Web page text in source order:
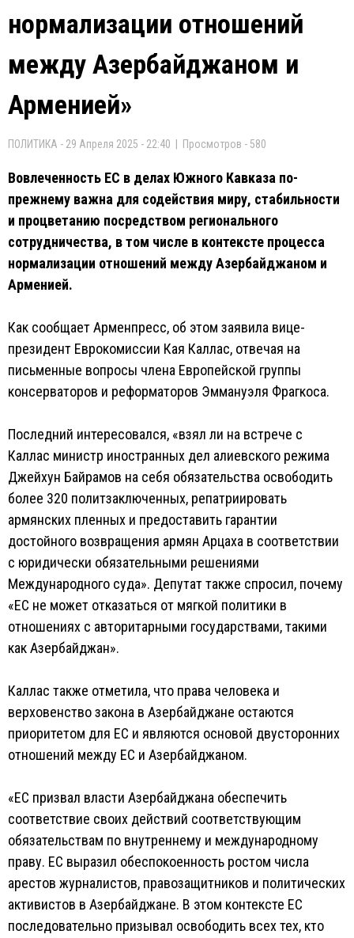
нормализации отношений
между Азербайджаном и
Арменией»
ПОЛИТИКА - 29 Апреля 2025 - 22:40 | Просмотров - 580
Вовлеченность ЕС в делах Южного Кавказа по-
прежнему важна для содействия миру, стабильности
и процветанию посредством регионального
сотрудничества, в том числе в контексте процесса
нормализации отношений между Азербайджаном и
Арменией.
Как сообщает Арменпресс, об этом заявила вице-
президент Еврокомиссии Кая Каллас, отвечая на
письменные вопросы члена Европейской группы
консерваторов и реформаторов Эммануэля Фрагкоса.
Последний интересовался, «взял ли на встрече с
Каллас министр иностранных дел алиевского режима
Джейхун Байрамов на себя обязательства освободить
более 320 политзаключенных, репатриировать
армянских пленных и предоставить гарантии
достойного возвращения армян Арцаха в соответствии
с юридически обязательными решениями
Международного суда». Депутат также спросил, почему
«ЕС не может отказаться от мягкой политики в
отношениях с авторитарными государствами, такими
как Азербайджан».
Каллас также отметила, что права человека и
верховенство закона в Азербайджане остаются
приоритетом для ЕС и являются основой двусторонних
отношений между ЕС и Азербайджаном.
«ЕС призвал власти Азербайджана обеспечить
соответствие своих действий соответствующим
обязательствам по внутреннему и международному
праву. ЕС выразил обеспокоенность ростом числа
арестов журналистов, правозащитников и политических
активистов в Азербайджане. В этом контексте ЕС
последовательно призывал освободить всех тех, кто